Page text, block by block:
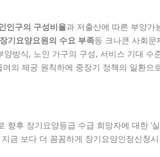
인구의 구성비율과 저출산에 따른 부양가
기요양요원의 수요 부족등 크나큰 사회문
방식, 노인 가구의 구성, 서비스 기대 수
의 제공 원칙하에 중장기 정책의 일환으
후 장기요양등급 수급 희망자에 대한 ‘
금 보다 더 꼼꼼하게 장기요양인정신청